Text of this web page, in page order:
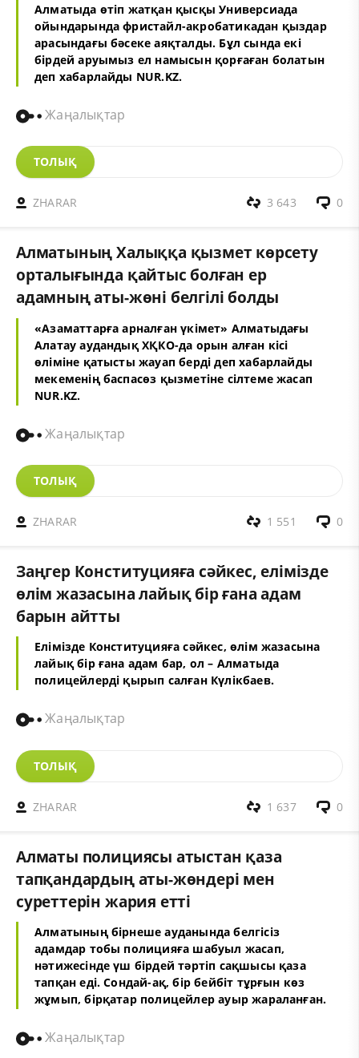
Алматыда өтіп жатқан қысқы Универсиада
ойындарында фристайл-акробатикадан қыздар
арасындағы бәсеке аяқталды. Бұл сында екі
бірдей аруымыз ел намысын қорғаған болатын
деп хабарлайды NUR.KZ.
Жаңалықтар
ТОЛЫҚ
ZHARAR 0
3 643
Алматының Халыққа қызмет көрсету
орталығында қайтыс болған ер
адамның аты-жөні белгілі болды
«Азаматтарға арналған үкімет» Алматыдағы
Алатау аудандық ХҚКО-да орын алған кісі
өліміне қатысты жауап берді деп хабарлайды
мекеменің баспасөз қызметіне сілтеме жасап
NUR.KZ.
Жаңалықтар
ТОЛЫҚ
ZHARAR 0
1 551
Заңгер Конституцияға сәйкес, елімізде
өлім жазасына лайық бір ғана адам
барын айтты
Елімізде Конституцияға сәйкес, өлім жазасына
лайық бір ғана адам бар, ол – Алматыда
полицейлерді қырып салған Күлікбаев.
Жаңалықтар
ТОЛЫҚ
ZHARAR 0
1 637
Алматы полициясы атыстан қаза
тапқандардың аты-жөндері мен
суреттерін жария етті
Алматының бірнеше ауданында белгісіз
адамдар тобы полицияға шабуыл жасап,
нәтижесінде үш бірдей тәртіп сақшысы қаза
тапқан еді. Сондай-ақ, бір бейбіт тұрғын көз
жұмып, бірқатар полицейлер ауыр жараланған.
Жаңалықтар